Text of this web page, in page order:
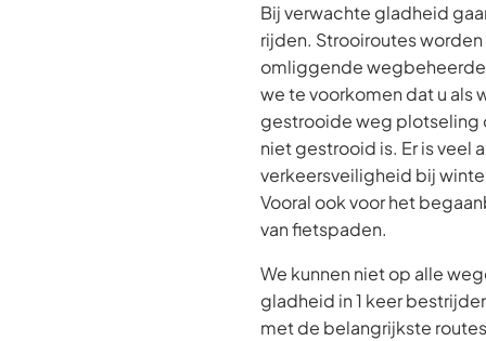
Bij verwachte gladheid
rijden. Strooiroutes
omliggende
we te voorkomen dat u als
gestrooide weg plotseling
niet gestrooid is. Er is veel
verkeersveiligheid bij
Vooral ook voor het
van fietspaden.
We kunnen niet op alle
gladheid in 1 keer
met de belangrijkste